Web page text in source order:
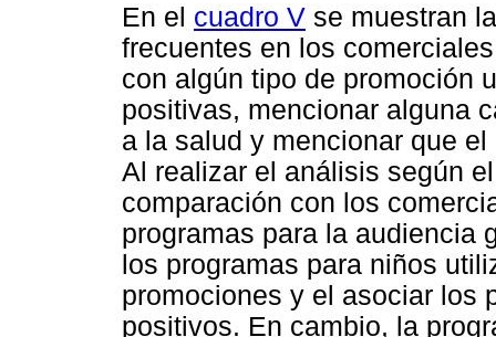
En el cuadro V se muestran
frecuentes en los
con algún tipo de promoción
positivas, mencionar alguna
a la salud y mencionar que
Al realizar el análisis según
comparación con los
programas para la audiencia
los programas para niños
promociones y el asociar los
positivos. En cambio, la